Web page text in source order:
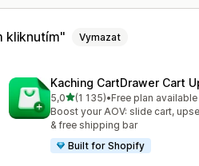
kliknutím Vymazat
Kaching CartDrawer Cart
5,0z 5 hvězd
(1 135)
Celkový počet recenzí: 1135
•Free plan available
Boost your AOV: slide cart,
& free shipping bar
Built for Shopify